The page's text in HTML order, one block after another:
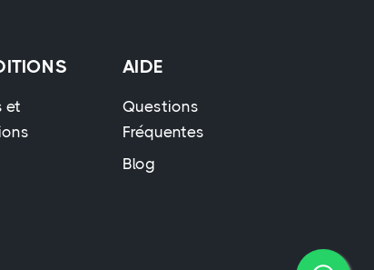
et
AIDE
Questions
Fréquentes
Blog